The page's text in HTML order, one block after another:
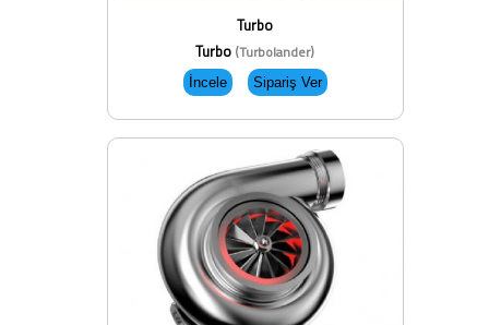
Turbo
Turbo (Turbolander)